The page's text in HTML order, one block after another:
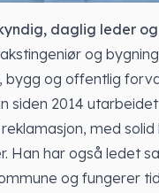
daglig leder
og
og offentlig
siden 2014
med solid
Han har også ledet
og fungerer